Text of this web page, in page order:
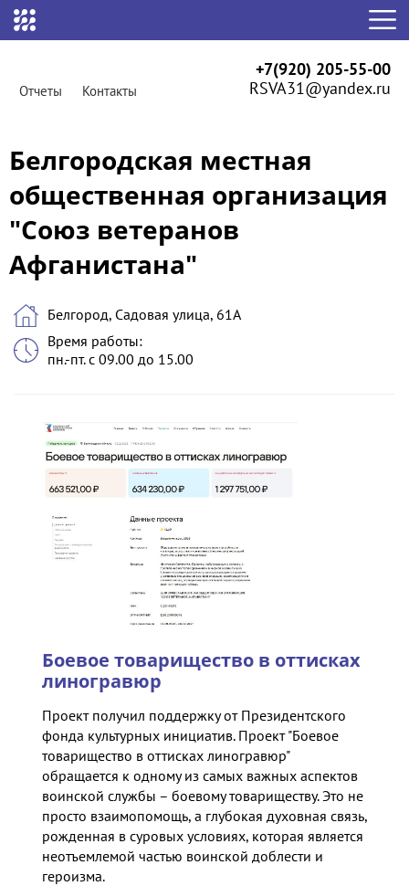
Отчеты Контакты
+7(920) 205-55-00
RSVA31@yandex.ru
Белгородская местная
общественная организация
"Союз ветеранов
Афганистана"
Белгород, Садовая улица, 61А
Время работы:
пн.-пт. с 09.00 до 15.00
Боевое товарищество в оттисках
линогравюр
Проект получил поддержку от Президентского
фонда культурных инициатив. Проект "Боевое
товарищество в оттисках линогравюр"
обращается к одному из самых важных аспектов
воинской службы – боевому товариществу. Это не
просто взаимопомощь, а глубокая духовная связь,
рожденная в суровых условиях, которая является
неотъемлемой частью воинской доблести и
героизма.